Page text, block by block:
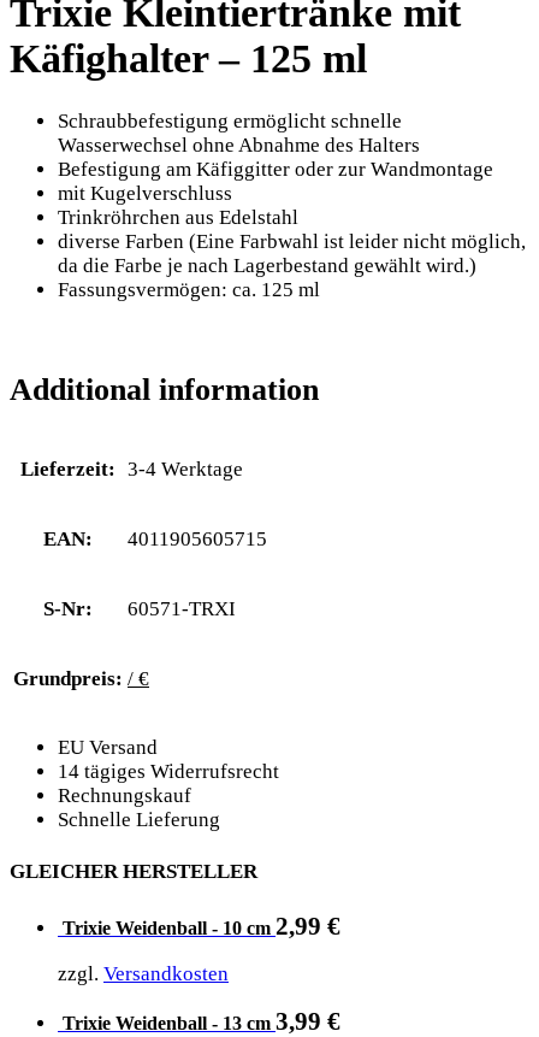
Trixie Kleintiertränke mit
Käfighalter – 125 ml
Schraubbefestigung ermöglicht schnelle
Wasserwechsel ohne Abnahme des Halters
Befestigung am Käfiggitter oder zur Wandmontage
mit Kugelverschluss
Trinkröhrchen aus Edelstahl
diverse Farben (Eine Farbwahl ist leider nicht möglich,
da die Farbe je nach Lagerbestand gewählt wird.)
Fassungsvermögen: ca. 125 ml
Additional information
Lieferzeit: 3-4 Werktage
EAN: 4011905605715
S-Nr: 60571-TRXI
Grundpreis: / €
EU Versand
14 tägiges Widerrufsrecht
Rechnungskauf
Schnelle Lieferung
GLEICHER HERSTELLER
Trixie Weidenball - 10 cm 2,99 €
zzgl. Versandkosten
Trixie Weidenball - 13 cm 3,99 €